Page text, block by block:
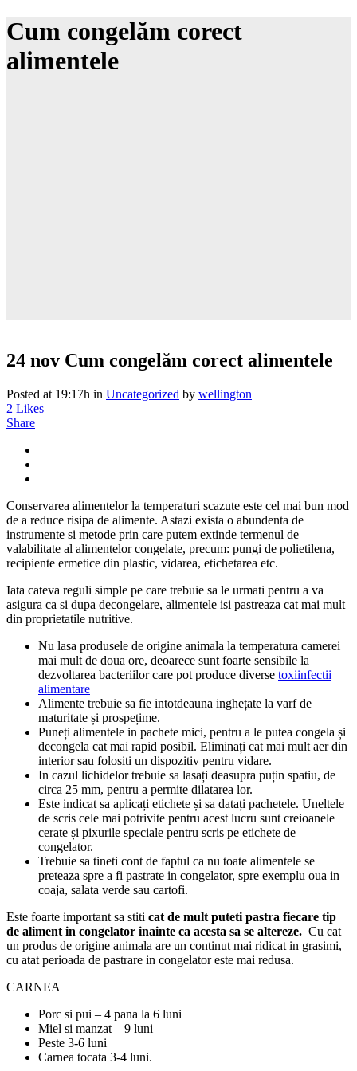
Cum congelăm corect
alimentele
24 nov Cum congelăm corect alimentele
Posted at 19:17h in Uncategorized by wellington
2 Likes
Share
Conservarea alimentelor la temperaturi scazute este cel mai bun mod
de a reduce risipa de alimente. Astazi exista o abundenta de
instrumente si metode prin care putem extinde termenul de
valabilitate al alimentelor congelate, precum: pungi de polietilena,
recipiente ermetice din plastic, vidarea, etichetarea etc.
Iata cateva reguli simple pe care trebuie sa le urmati pentru a va
asigura ca si dupa decongelare, alimentele isi pastreaza cat mai mult
din proprietatile nutritive.
Nu lasa produsele de origine animala la temperatura camerei
mai mult de doua ore, deoarece sunt foarte sensibile la
dezvoltarea bacteriilor care pot produce diverse toxiinfectii
alimentare
Alimente trebuie sa fie intotdeauna inghețate la varf de
maturitate și prospețime.
Puneți alimentele in pachete mici, pentru a le putea congela și
decongela cat mai rapid posibil. Eliminați cat mai mult aer din
interior sau folositi un dispozitiv pentru vidare.
In cazul lichidelor trebuie sa lasați deasupra puțin spatiu, de
circa 25 mm, pentru a permite dilatarea lor.
Este indicat sa aplicați etichete și sa datați pachetele. Uneltele
de scris cele mai potrivite pentru acest lucru sunt creioanele
cerate și pixurile speciale pentru scris pe etichete de
congelator.
Trebuie sa tineti cont de faptul ca nu toate alimentele se
preteaza spre a fi pastrate in congelator, spre exemplu oua in
coaja, salata verde sau cartofi.
Este foarte important sa stiti cat de mult puteti pastra fiecare tip
de aliment in congelator inainte ca acesta sa se altereze. Cu cat
un produs de origine animala are un continut mai ridicat in grasimi,
cu atat perioada de pastrare in congelator este mai redusa.
CARNEA
Porc si pui – 4 pana la 6 luni
Miel si manzat – 9 luni
Peste 3-6 luni
Carnea tocata 3-4 luni.